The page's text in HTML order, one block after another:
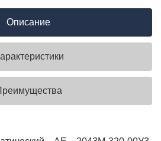
Описание